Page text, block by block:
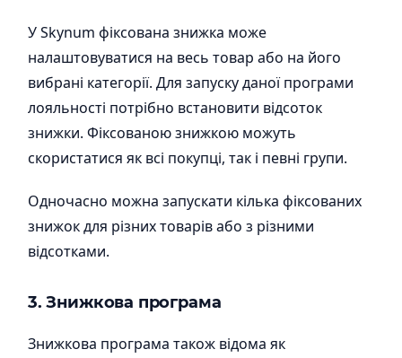
У Skynum фіксована знижка може
налаштовуватися на весь товар або на його
вибрані категорії. Для запуску даної програми
лояльності потрібно встановити відсоток
знижки. Фіксованою знижкою можуть
скористатися як всі покупці, так і певні групи.
Одночасно можна запускати кілька фіксованих
знижок для різних товарів або з різними
відсотками.
3. Знижкова програма
Знижкова програма також відома як